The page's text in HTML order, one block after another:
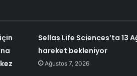
Sellas Life Sciences’ta 13
hareket bekleniyor
Ağustos 7, 2026